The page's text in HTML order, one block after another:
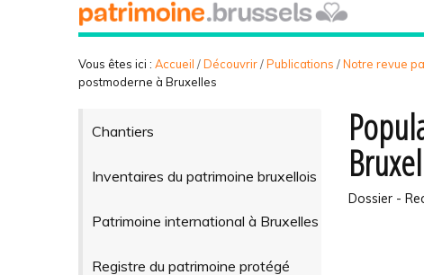
Vous êtes ici : Accueil /Découvrir/Publications /Notre revue
postmoderne à Bruxelles
Chantiers
Inventaires du patrimoine bruxellois
Patrimoine international à Bruxelles
Registre du patrimoine protégé
Dossier -